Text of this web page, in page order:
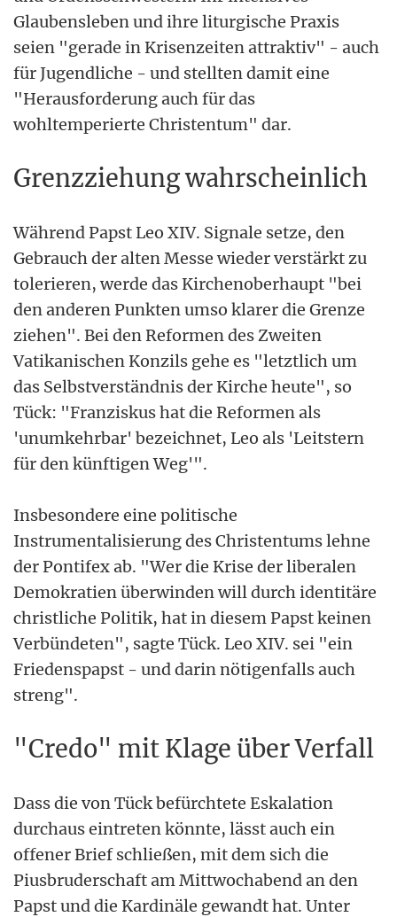
Glaubensleben und ihre liturgische Praxis
seien "gerade in Krisenzeiten attraktiv" - auch
für Jugendliche - und stellten damit eine
"Herausforderung auch für das
wohltemperierte Christentum" dar.
Grenzziehung wahrscheinlich
Während Papst Leo XIV. Signale setze, den
Gebrauch der alten Messe wieder verstärkt zu
tolerieren, werde das Kirchenoberhaupt "bei
den anderen Punkten umso klarer die Grenze
ziehen". Bei den Reformen des Zweiten
Vatikanischen Konzils gehe es "letztlich um
das Selbstverständnis der Kirche heute", so
Tück: "Franziskus hat die Reformen als
'unumkehrbar' bezeichnet, Leo als 'Leitstern
für den künftigen Weg'".
Insbesondere eine politische
Instrumentalisierung des Christentums lehne
der Pontifex ab. "Wer die Krise der liberalen
Demokratien überwinden will durch identitäre
christliche Politik, hat in diesem Papst keinen
Verbündeten", sagte Tück. Leo XIV. sei "ein
Friedenspapst - und darin nötigenfalls auch
streng".
"Credo" mit Klage über Verfall
Dass die von Tück befürchtete Eskalation
durchaus eintreten könnte, lässt auch ein
offener Brief schließen, mit dem sich die
Piusbruderschaft am Mittwochabend an den
Papst und die Kardinäle gewandt hat. Unter